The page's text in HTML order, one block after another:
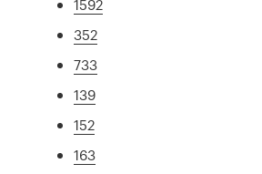
1592
352
733
139
152
163